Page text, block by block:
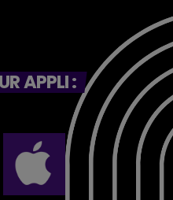
APPLI :